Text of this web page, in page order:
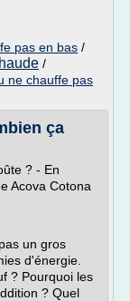
pas en bas /
/
ne chauffe pas
ça
? - En
Acova Cotona
un gros
d'énergie.
? Pourquoi les
? Quel